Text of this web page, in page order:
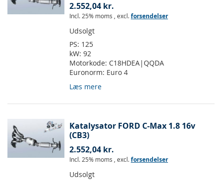
2.552,04 kr.
Incl. 25% moms , excl.forsendelser
Udsolgt
PS: 125
kW: 92
Motorkode: C18HDEA|QQDA
Euronorm: Euro 4
Læs mere
Katalysator FORD C-Max 1.8 16v
(CB3)
2.552,04 kr.
Incl. 25% moms , excl.forsendelser
Udsolgt